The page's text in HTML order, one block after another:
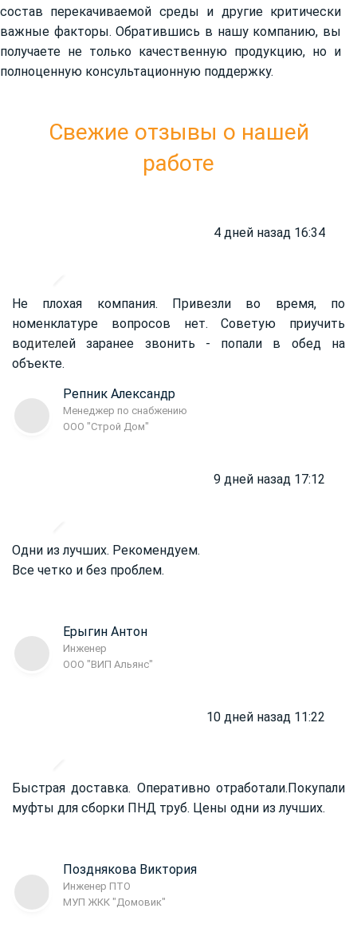
состав перекачиваемой среды и другие критически
важные факторы. Обратившись в нашу компанию, вы
получаете не только качественную продукцию, но и
полноценную консультационную поддержку.
Свежие отзывы о нашей
работе
4 дней назад 16:34
Не плохая компания. Привезли во время, по
номенклатуре вопросов нет. Советую приучить
водителей заранее звонить - попали в обед на
объекте.
Репник Александр
Менеджер по снабжению
ООО "Строй Дом"
9 дней назад 17:12
Одни из лучших. Рекомендуем.
Все четко и без проблем.
Ерыгин Антон
Инженер
ООО "ВИП Альянс"
10 дней назад 11:22
Быстрая доставка. Оперативно отработали. Покупали
муфты для сборки ПНД труб. Цены одни из лучших.
Позднякова Виктория
Инженер ПТО
МУП ЖКК "Домовик"